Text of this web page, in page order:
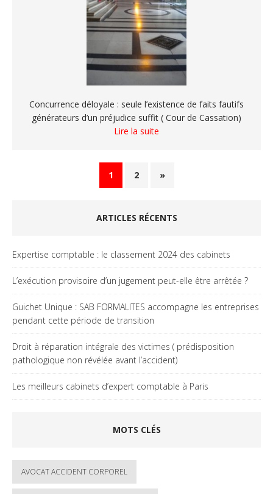
Concurrence déloyale : seule l’existence de faits fautifs
générateurs d’un préjudice suffit ( Cour de Cassation)
Lire la suite
1 2 »
ARTICLES RÉCENTS
Expertise comptable : le classement 2024 des cabinets
L’exécution provisoire d’un jugement peut-elle être arrêtée ?
Guichet Unique : SAB FORMALITES accompagne les entreprises
pendant cette période de transition
Droit à réparation intégrale des victimes ( prédisposition
pathologique non révélée avant l’accident)
Les meilleurs cabinets d’expert comptable à Paris
MOTS CLÉS
AVOCAT ACCIDENT CORPOREL